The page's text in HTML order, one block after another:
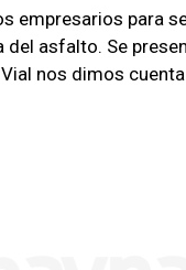
empresarios para
del asfalto. Se
nos dimos